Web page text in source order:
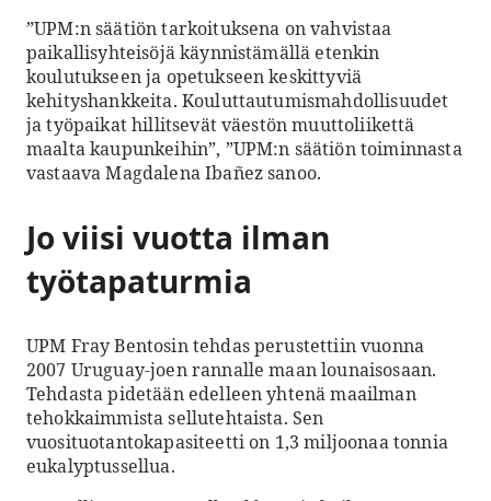
”UPM:n säätiön tarkoituksena on vahvistaa
paikallisyhteisöjä käynnistämällä etenkin
koulutukseen ja opetukseen keskittyviä
kehityshankkeita. Kouluttautumismahdollisuudet
ja työpaikat hillitsevät väestön muuttoliikettä
maalta kaupunkeihin”, ”UPM:n säätiön toiminnasta
vastaava Magdalena Ibañez sanoo.
Jo viisi vuotta ilman
työtapaturmia
UPM Fray Bentosin tehdas perustettiin vuonna
2007 Uruguay-joen rannalle maan lounaisosaan.
Tehdasta pidetään edelleen yhtenä maailman
tehokkaimmista sellutehtaista. Sen
vuosituotantokapasiteetti on 1,3 miljoonaa tonnia
eukalyptussellua.